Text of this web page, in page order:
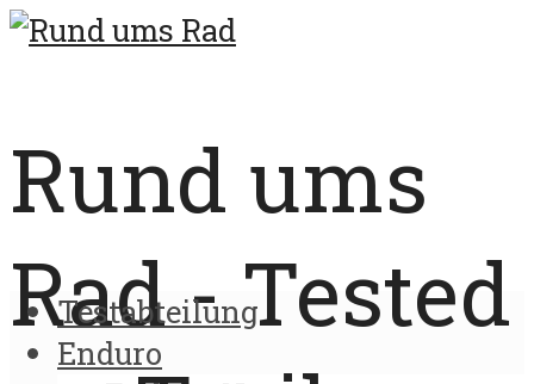
Rund ums
Rad - Tested
Testabteilung
Enduro